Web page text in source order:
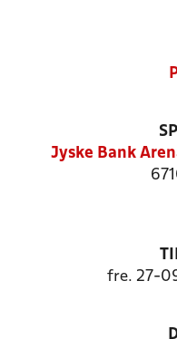
Jyske Bank
fre. 27-